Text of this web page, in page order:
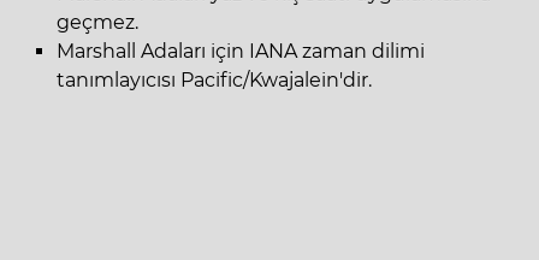
geçmez.
Marshall Adaları için IANA zaman dilimi
tanımlayıcısı Pacific/Kwajalein'dir.